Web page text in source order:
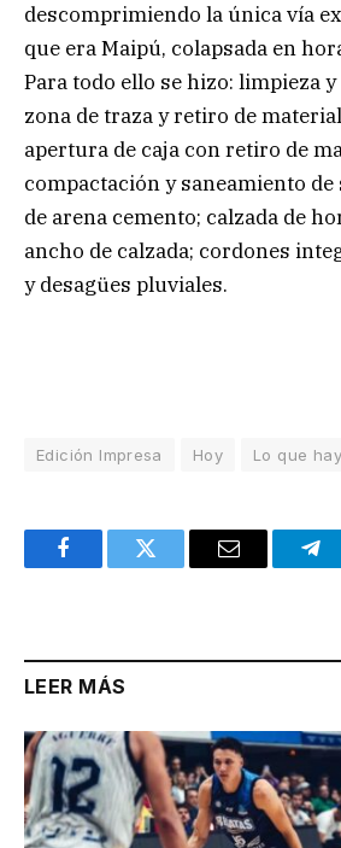
descomprimiendo la única vía
que era Maipú, colapsada en
Para todo ello se hizo: limpieza
zona de traza y retiro de
apertura de caja con retiro de
compactación y saneamiento de
de arena cemento; calzada de
ancho de calzada; cordones
y desagües pluviales.
Edición Impresa Hoy Lo que
FacebookTwitter Email
LEER MÁS